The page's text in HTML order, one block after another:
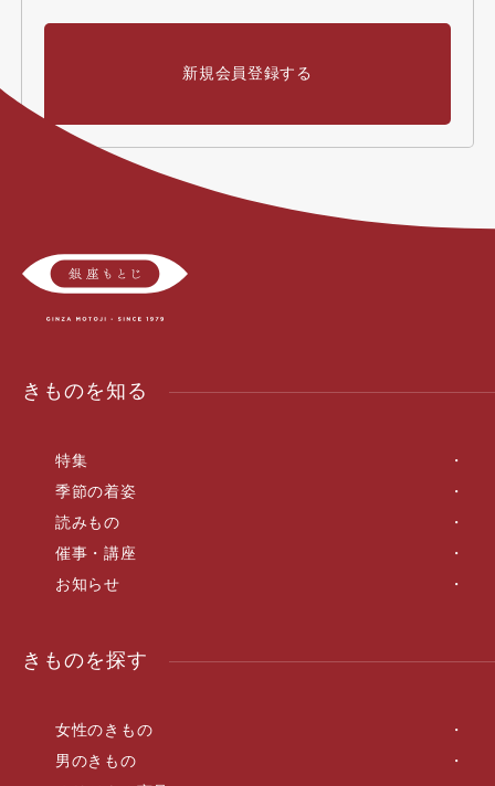
新規会員登録する
きものを知る
特集
季節の着姿
読みもの
催事・講座
お知らせ
きものを探す
女性のきもの
男のきもの